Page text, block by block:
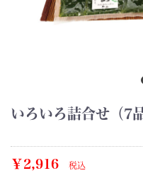
いろいろ詰合せ（7品
￥2,916 税込